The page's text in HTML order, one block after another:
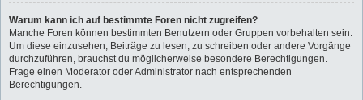
Warum kann ich auf bestimmte Foren nicht zugreifen?
Manche Foren können bestimmten Benutzern oder Gruppen vorbehalten sein.
Um diese einzusehen, Beiträge zu lesen, zu schreiben oder andere Vorgänge
durchzuführen, brauchst du möglicherweise besondere Berechtigungen.
Frage einen Moderator oder Administrator nach entsprechenden
Berechtigungen.